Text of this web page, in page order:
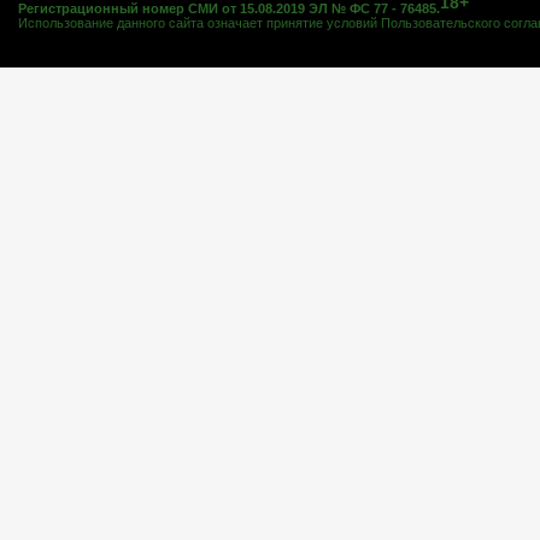
Регистрационный номер СМИ от 15.08.2019 ЭЛ № ФС 77 - 76485.
Использование данного сайта означает принятие условий Пользовательского